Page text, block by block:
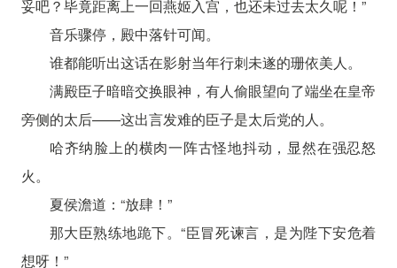
妥吧？毕竟距离上一回燕姬入宫，也还未过去太久呢！”
音乐骤停，殿中落针可闻。
谁都能听出这话在影射当年行刺未遂的珊依美人。
满殿臣子暗暗交换眼神，有人偷眼望向了端坐在皇帝
旁侧的太后——这出言发难的臣子是太后党的人。
哈齐纳脸上的横肉一阵古怪地抖动，显然在强忍怒
火。
夏侯澹道：“放肆！”
那大臣熟练地跪下。“臣冒死谏言，是为陛下安危着
想呀！”